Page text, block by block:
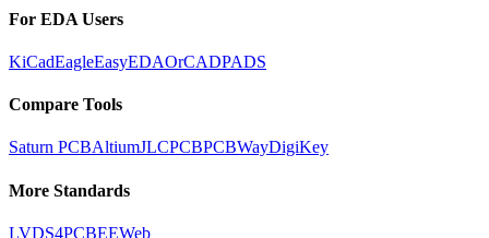
For EDA Users
KiCadEagleEasyEDAOrCADPADS
Compare Tools
Saturn PCBAltiumJLCPCBPCBWayDigiKey
More Standards
LVDS4PCBEEWeb